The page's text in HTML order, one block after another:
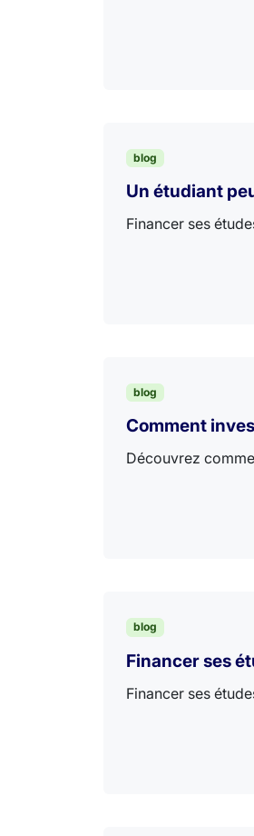
blog
Un étudiant
Financer ses
blog
Comment
Découvrez
blog
Financer ses
Financer ses